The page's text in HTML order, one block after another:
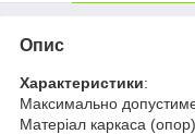
Опис
Характеристики:
Максимально
Матеріал каркаса